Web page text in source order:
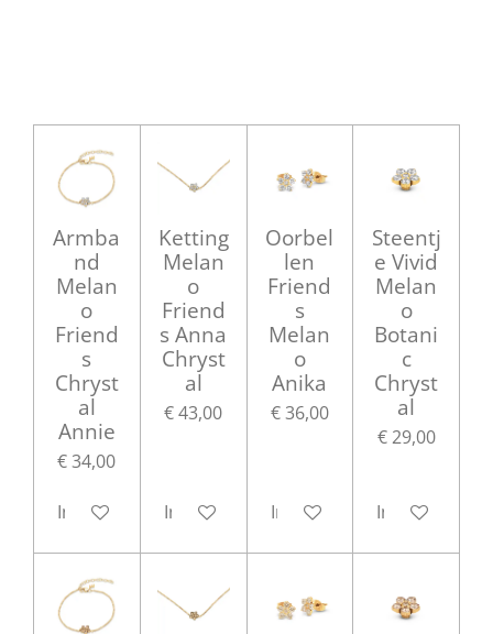
Armba
nd
Melan
o
Friend
s
Chryst
al
Annie
€ 34,00
In winkelwagen
Ketting
Melan
o
Friend
s Anna
Chryst
al
€ 43,00
In winkelwagen
Oorbel
len
Friend
s
Melan
o
Anika
€ 36,00
In winkelwagen
Steentj
e Vivid
Melan
o
Botani
c
Chryst
al
€ 29,00
In